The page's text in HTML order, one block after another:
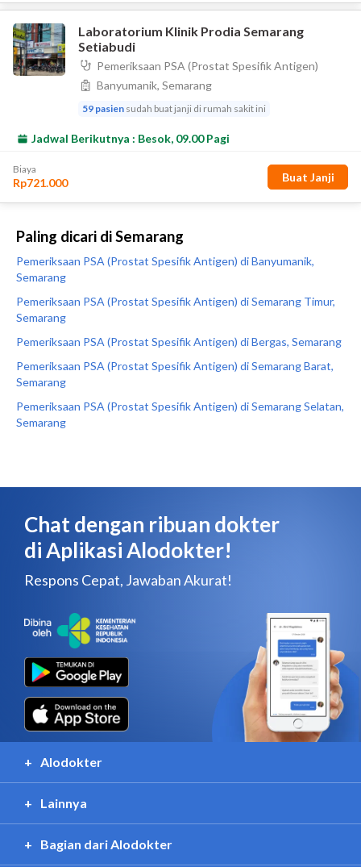
Paling dicari di Semarang
Pemeriksaan PSA (Prostat Spesifik Antigen) di Banyumanik,
Semarang
Pemeriksaan PSA (Prostat Spesifik Antigen) di Semarang Timur,
Semarang
Pemeriksaan PSA (Prostat Spesifik Antigen) di Bergas, Semarang
Pemeriksaan PSA (Prostat Spesifik Antigen) di Semarang Barat,
Semarang
Pemeriksaan PSA (Prostat Spesifik Antigen) di Semarang Selatan,
Semarang